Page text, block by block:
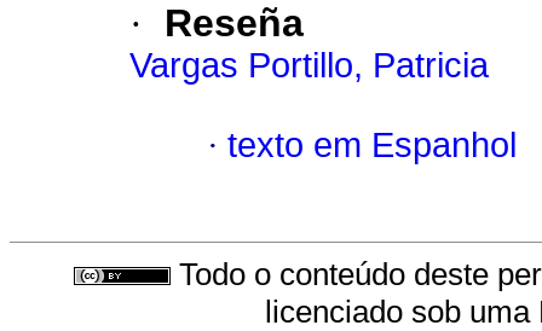
· Reseña
Vargas Portillo, Patricia
· texto em Espanhol
Todo o conteúdo deste
licenciado sob uma